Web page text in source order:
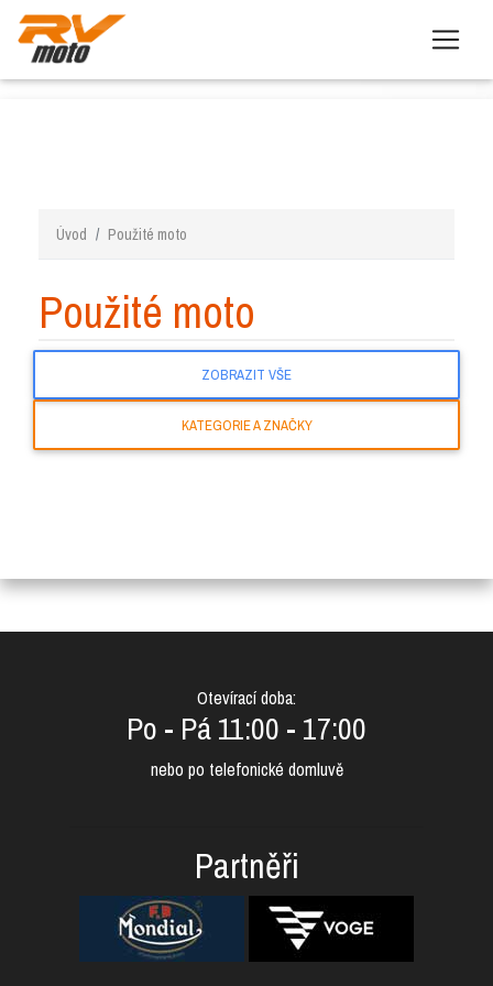
Úvod Použité moto
Použité moto
ZOBRAZIT VŠE
KATEGORIE A ZNAČKY
Otevírací doba:
Po - Pá 11:00 - 17:00
nebo po telefonické domluvě
Partněři